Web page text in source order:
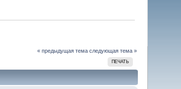
« предыдущая тема следующая тема »
ПЕЧАТЬ